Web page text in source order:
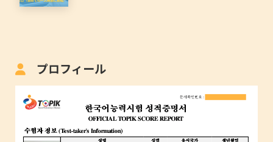
プロフィール